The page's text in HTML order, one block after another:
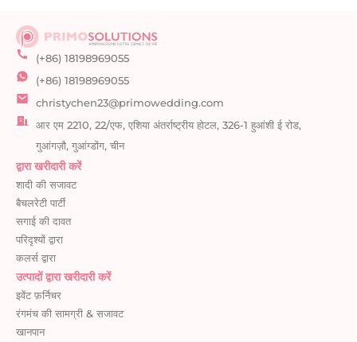
(+86) 18198969055
(+86) 18198969055
christychen23@primowedding.com
आर एम 2210, 22/एफ, एशिया अंतर्राष्ट्रीय होटल, 326-1 हुआंशी ई रोड,
गुआंगज़ौ, गुआंग्डोंग, चीन
द्वारा खरीदारी करें
शादी की सजावट
बैचलरेटी पार्टी
सगाई की दावत
परिदृश्यों द्वारा
कलर्स द्वारा
उत्पादों द्वारा खरीदारी करें
इवेंट फ़र्निचर
रंगमंच की सामग्री & सजावट
खानपान